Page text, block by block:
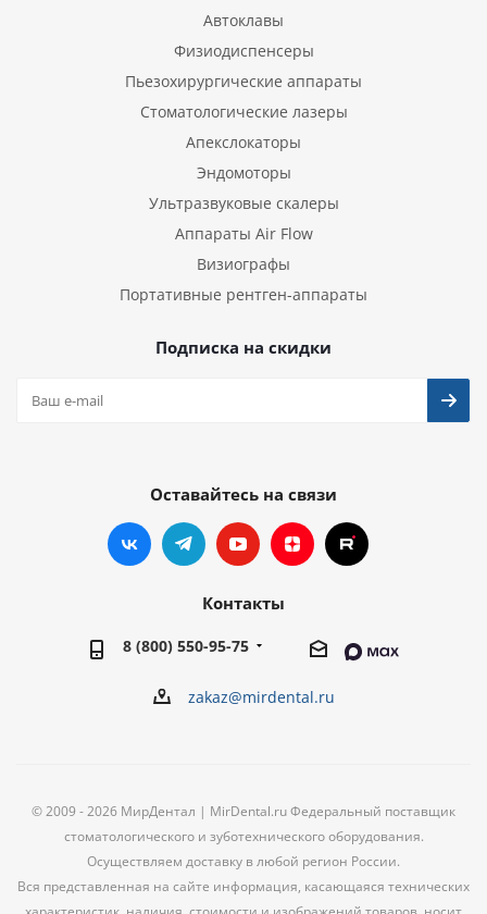
Автоклавы
Физиодиспенсеры
Пьезохирургические аппараты
Стоматологические лазеры
Апекслокаторы
Эндомоторы
Ультразвуковые скалеры
Аппараты Air Flow
Визиографы
Портативные рентген-аппараты
Подписка на скидки
Оставайтесь на связи
Контакты
8 (800) 550-95-75
zakaz@mirdental.ru
© 2009 - 2026 МирДентал | MirDental.ru Федеральный поставщик
стоматологического и зуботехнического оборудования.
Осуществляем доставку в любой регион России.
Вся представленная на сайте информация, касающаяся технических